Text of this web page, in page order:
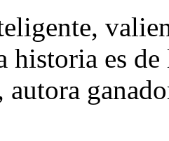
historia es
autora